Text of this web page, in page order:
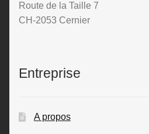
Route de la Taille 7
CH-2053 Cernier
Entreprise
A propos